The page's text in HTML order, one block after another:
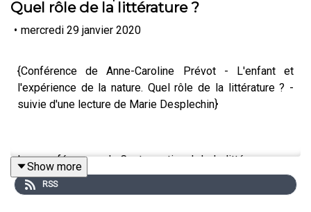
Quel rôle de la littérature ?
• mercredi 29 janvier 2020
{Conférence de Anne-Caroline Prévot - L'enfant et
l'expérience de la nature. Quel rôle de la littérature ? -
suivie d'une lecture de Marie Desplechin}
Les conférences du Centre national de la littéraure pour
la jeunesse permettent à des spécialistes de présenter
l'hisoire du livre pour enfant, de la littérature jeunesse et
Show more
RSS